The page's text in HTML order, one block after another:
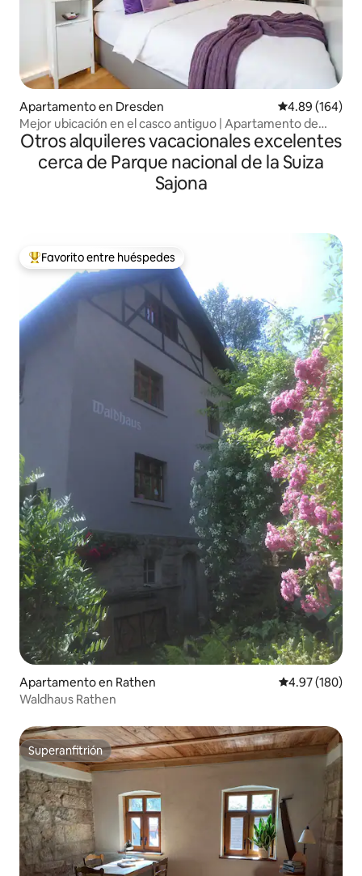
Apartamento en Dresden Calificación
4.89 (164)
Mejor ubicación en el casco antiguo | Apartamento de
diseño | Vista: Zwinger
Otros alquileres vacacionales excelentes
cerca de Parque nacional de la Suiza
Sajona
Favorito entre huéspedes preferido
Favorito entre huéspedes
Apartamento en Rathen Calificación
4.97 (180)
Waldhaus Rathen
Superanfitrión
Superanfitrión